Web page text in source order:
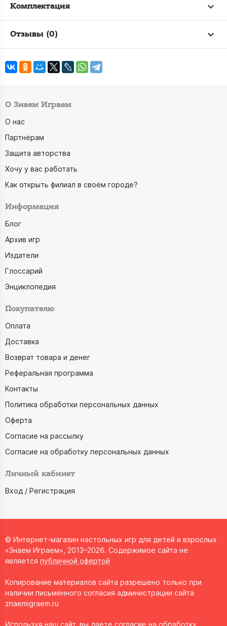
Комплектация
Отзывы (0)
О Знаем Играем
О нас
Партнёрам
Защита авторства
Хочу у вас работать
Как открыть филиал в своём городе?
Информация
Блог
Архив игр
Издатели
Глоссарий
Энциклопедия
Покупателю
Оплата
Доставка
Возврат товара и денег
Реферальная программа
Контакты
Политика обработки персональных данных
Оферта
Согласие на рассылку
Согласие на обработку персональных данных
Личный кабинет
Вход / Регистрация
© Интернет-магазин настольных игр для детей и взрослых
«Знаем Играем», 2013–2026. Содержимое сайта не
является публичной офертой
Копирование материалов сайта разрешено только при
наличии письменного согласия администрации сайта
znaemigraem.ru
Используя наш сайт, вы даете согласие на обработку